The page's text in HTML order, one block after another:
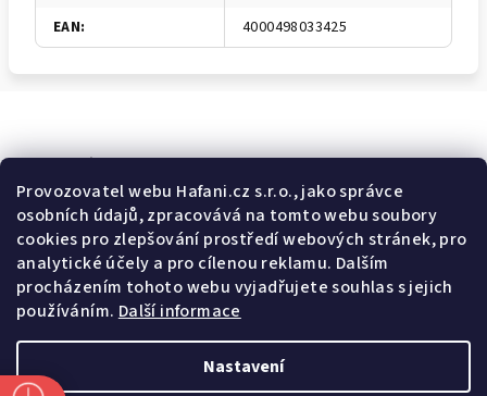
Provozovatel webu Hafani.cz s.r.o., jako správce
osobních údajů, zpracovává na tomto webu soubory
cookies pro zlepšování prostředí webových stránek, pro
analytické účely a pro cílenou reklamu. Dalším
procházením tohoto webu vyjadřujete souhlas s jejich
používáním. Další informace
Nastavení
EAN: 4000498033425
Odebírat newsletter
E-mail
Potvrzuji souhlas svšeobecnými obchodními podmínkami a
spodmínkami zpracovávání a ochrany osobních údajů .
Přihlásit se
Z